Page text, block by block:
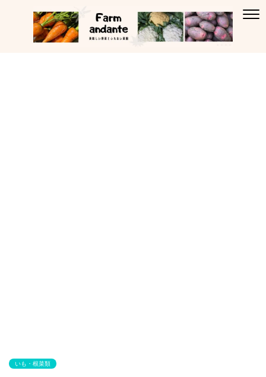
いも・根菜類